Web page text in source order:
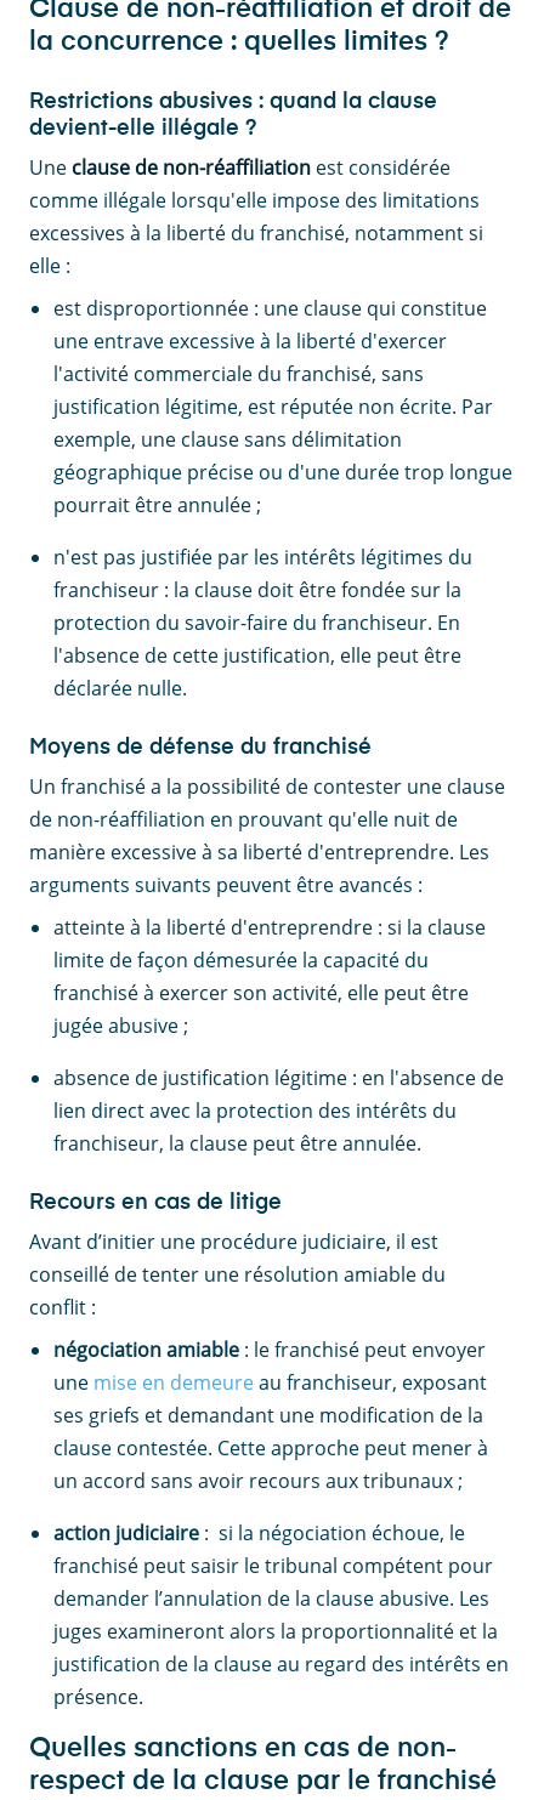
Clause de non-réaffiliation et droit de
la concurrence : quelles limites ?
Restrictions abusives : quand la clause
devient-elle illégale ?
Une clause de non-réaffiliation est considérée
comme illégale lorsqu'elle impose des limitations
excessives à la liberté du franchisé, notamment si
elle :
est disproportionnée : une clause qui constitue
une entrave excessive à la liberté d'exercer
l'activité commerciale du franchisé, sans
justification légitime, est réputée non écrite. Par
exemple, une clause sans délimitation
géographique précise ou d'une durée trop longue
pourrait être annulée ;
n'est pas justifiée par les intérêts légitimes du
franchiseur : la clause doit être fondée sur la
protection du savoir-faire du franchiseur. En
l'absence de cette justification, elle peut être
déclarée nulle.
Moyens de défense du franchisé
Un franchisé a la possibilité de contester une clause
de non-réaffiliation en prouvant qu'elle nuit de
manière excessive à sa liberté d'entreprendre. Les
arguments suivants peuvent être avancés :
atteinte à la liberté d'entreprendre : si la clause
limite de façon démesurée la capacité du
franchisé à exercer son activité, elle peut être
jugée abusive ;
absence de justification légitime : en l'absence de
lien direct avec la protection des intérêts du
franchiseur, la clause peut être annulée.
Recours en cas de litige
Avant d’initier une procédure judiciaire, il est
conseillé de tenter une résolution amiable du
conflit :
négociation amiable : le franchisé peut envoyer
une mise en demeureau franchiseur, exposant
ses griefs et demandant une modification de la
clause contestée. Cette approche peut mener à
un accord sans avoir recours aux tribunaux ;
action judiciaire : si la négociation échoue, le
franchisé peut saisir le tribunal compétent pour
demander l’annulation de la clause abusive. Les
juges examineront alors la proportionnalité et la
justification de la clause au regard des intérêts en
présence.
Quelles sanctions en cas de non-
respect de la clause par le franchisé